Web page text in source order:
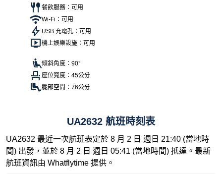
餐飲服務：可用
Wi-Fi：可用
USB 充電孔：可用
機上娛樂設施：可用
傾斜角度：90°
座位寬度：45公分
腿部空間：76公分
UA2632 航班時刻表
UA2632 最近一次航班表定於 8 月 2 日 週日 21:40 (當地時
間) 出發，並於 8 月 2 日 週日 05:41 (當地時間) 抵達。最新
航班資訊由 Whatflytime 提供。